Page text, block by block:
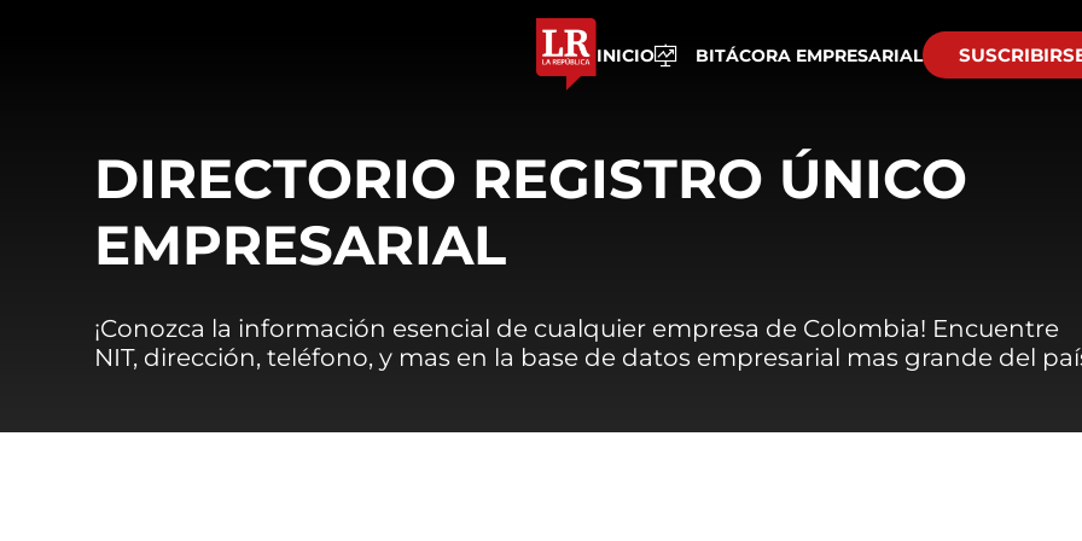
INICIO BITÁCORA EMPRESARIAL
DIRECTORIO REGISTRO ÚNICO
EMPRESARIAL
¡Conozca la información esencial de cualquier empresa de Colombia! Encuentre
NIT, dirección, teléfono, y mas en la base de datos empresarial mas grande del